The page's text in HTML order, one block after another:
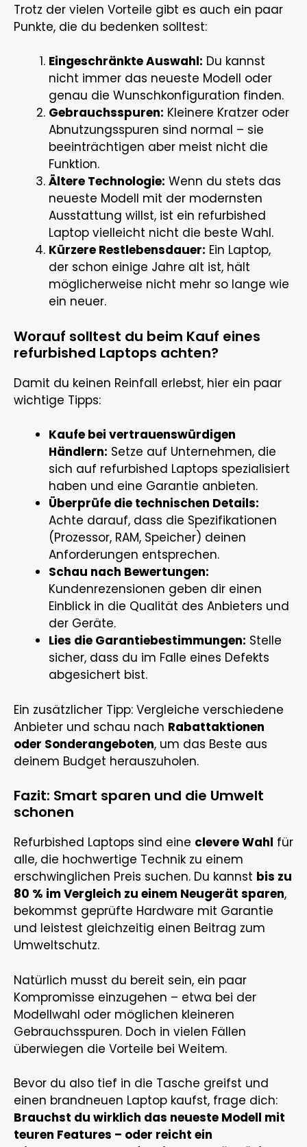
Trotz der vielen Vorteile gibt es auch ein paar
Punkte, die du bedenken solltest:
Eingeschränkte Auswahl: Du kannst
nicht immer das neueste Modell oder
genau die Wunschkonfiguration finden.
Gebrauchsspuren: Kleinere Kratzer oder
Abnutzungsspuren sind normal – sie
beeinträchtigen aber meist nicht die
Funktion.
Ältere Technologie: Wenn du stets das
neueste Modell mit der modernsten
Ausstattung willst, ist ein refurbished
Laptop vielleicht nicht die beste Wahl.
Kürzere Restlebensdauer: Ein Laptop,
der schon einige Jahre alt ist, hält
möglicherweise nicht mehr so lange wie
ein neuer.
Worauf solltest du beim Kauf eines
refurbished Laptops achten?
Damit du keinen Reinfall erlebst, hier ein paar
wichtige Tipps:
Kaufe bei vertrauenswürdigen
Händlern: Setze auf Unternehmen, die
sich auf refurbished Laptops spezialisiert
haben und eine Garantie anbieten.
Überprüfe die technischen Details:
Achte darauf, dass die Spezifikationen
(Prozessor, RAM, Speicher) deinen
Anforderungen entsprechen.
Schau nach Bewertungen:
Kundenrezensionen geben dir einen
Einblick in die Qualität des Anbieters und
der Geräte.
Lies die Garantiebestimmungen: Stelle
sicher, dass du im Falle eines Defekts
abgesichert bist.
Ein zusätzlicher Tipp: Vergleiche verschiedene
Anbieter und schau nach Rabattaktionen
oder Sonderangeboten, um das Beste aus
deinem Budget herauszuholen.
Fazit: Smart sparen und die Umwelt
schonen
Refurbished Laptops sind eine clevere Wahl für
alle, die hochwertige Technik zu einem
erschwinglichen Preis suchen. Du kannst bis zu
80 % im Vergleich zu einem Neugerät sparen,
bekommst geprüfte Hardware mit Garantie
und leistest gleichzeitig einen Beitrag zum
Umweltschutz.
Natürlich musst du bereit sein, ein paar
Kompromisse einzugehen – etwa bei der
Modellwahl oder möglichen kleineren
Gebrauchsspuren. Doch in vielen Fällen
überwiegen die Vorteile bei Weitem.
Bevor du also tief in die Tasche greifst und
einen brandneuen Laptop kaufst, frage dich:
Brauchst du wirklich das neueste Modell mit
teuren Features – oder reicht ein